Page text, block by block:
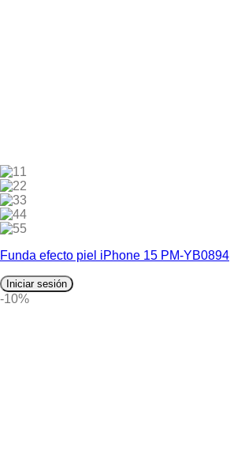
1
2
3
4
5
Funda efecto piel iPhone 15 PM-YB0894
Iniciar sesión
-10%